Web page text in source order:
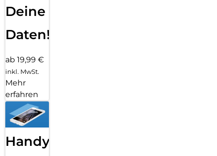
Deine
Daten!
ab 19,99 €
inkl. MwSt.
Mehr
erfahren
Handy